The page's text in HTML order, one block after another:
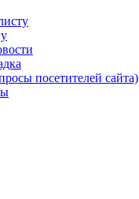
посетителей сайта)